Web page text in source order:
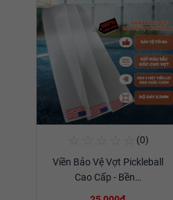
Xem chi tiết
(0)
Viền Bảo Vệ Vợt Pickleball
Cao Cấp - Bền…